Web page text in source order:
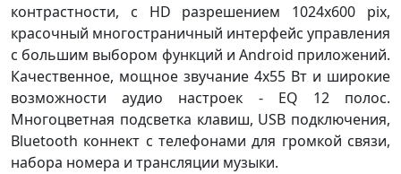
контрастности, с HD разрешением 1024x600 pix,
красочный многостраничный интерфейс управления
с большим выбором функций и Android приложений.
Качественное, мощное звучание 4x55 Вт и широкие
возможности аудио настроек - EQ 12 полос.
Многоцветная подсветка клавиш, USB подключения,
Bluetooth коннект с телефонами для громкой связи,
набора номера и трансляции музыки.